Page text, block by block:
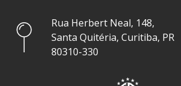
Rua Herbert Neal, 148,
Santa Quitéria, Curitiba, PR
80310-330